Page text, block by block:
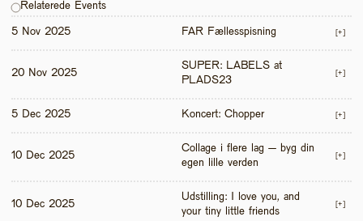
Relaterede Events
5 Nov 2025 FAR Fællesspisning [+]
20 Nov 2025
SUPER: LABELS at
PLADS23
[+]
5 Dec 2025 Koncert: Chopper [+]
10 Dec 2025
Collage i flere lag – byg din
egen lille verden
[+]
10 Dec 2025
Udstilling: I love you, and
your tiny little friends
[+]